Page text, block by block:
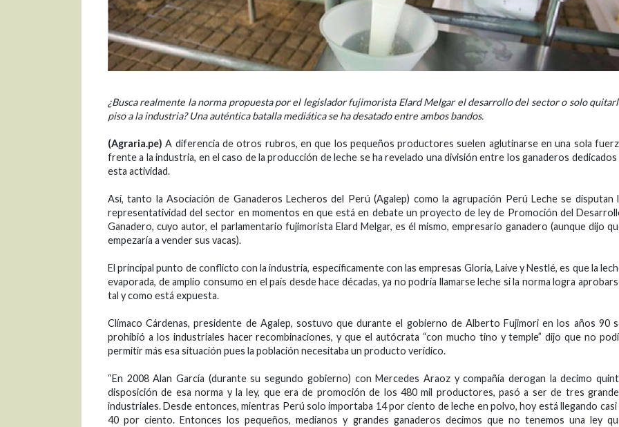
¿Busca realmente la norma propuesta por el legislador fujimorista Elard Melgar el desarrollo del sector o solo
piso a la industria? Una auténtica batalla mediática se ha desatado entre ambos bandos.
(Agraria.pe) A diferencia de otros rubros, en que los pequeños productores suelen aglutinarse en una sola
frente a la industria, en el caso de la producción de leche se ha revelado una división entre los ganaderos dedicados
esta actividad.
Así, tanto la Asociación de Ganaderos Lecheros del Perú (Agalep) como la agrupación Perú Leche se disputan
representatividad del sector en momentos en que está en debate un proyecto de ley de Promoción del
Ganadero, cuyo autor, el parlamentario fujimorista Elard Melgar, es él mismo, empresario ganadero (aunque dijo
empezaría a vender sus vacas).
El principal punto de conflicto con la industria, específicamente con las empresas Gloria, Laive y Nestlé, es que la
evaporada, de amplio consumo en el país desde hace décadas, ya no podría llamarse leche si la norma logra
tal y como está expuesta.
Clímaco Cárdenas, presidente de Agalep, sostuvo que durante el gobierno de Alberto Fujimori en los años 90
prohibió a los industriales hacer recombinaciones, y que el autócrata “con mucho tino y temple” dijo que no
permitir más esa situación pues la población necesitaba un producto verídico.
“En 2008 Alan García (durante su segundo gobierno) con Mercedes Araoz y compañía derogan la decimo
disposición de esa norma y la ley, que era de promoción de los 480 mil productores, pasó a ser de tres
industriales. Desde entonces, mientras Perú solo importaba 14 por ciento de leche en polvo, hoy está llegando casi
40 por ciento. Entonces los pequeños, medianos y grandes ganaderos decimos que no tenemos una ley